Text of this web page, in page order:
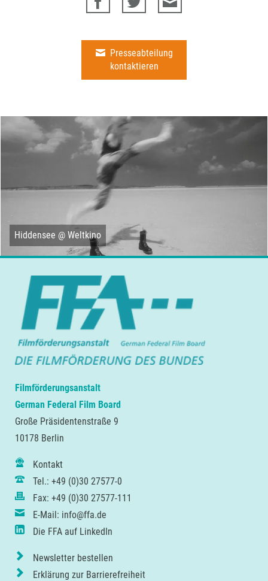
Presseabteilung
kontaktieren
Hiddensee @ Weltkino
Filmförderungsanstalt
German Federal Film Board
Große Präsidentenstraße 9
10178 Berlin
Kontakt
Tel.: +49 (0)30 27577-0
Fax: +49 (0)30 27577-111
E-Mail: info@ffa.de
Die FFA auf LinkedIn
Newsletter bestellen
Erklärung zur Barrierefreiheit